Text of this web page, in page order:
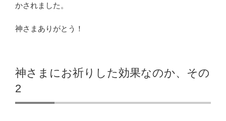
かされました。
神さまありがとう！
神さまにお祈りした効果なのか、その
2